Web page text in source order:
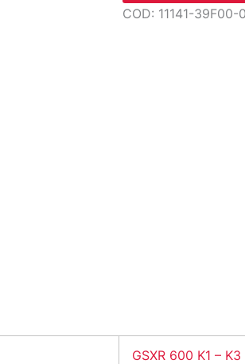
COD: 11141-39F00-
GSXR 600 K1 – K3